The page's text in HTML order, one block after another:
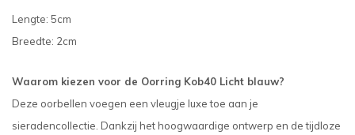
Lengte: 5cm
Breedte: 2cm
Waarom kiezen voor de Oorring Kob40 Licht blauw?
Deze oorbellen voegen een vleugje luxe toe aan je
sieradencollectie. Dankzij het hoogwaardige ontwerp en de tijdloze